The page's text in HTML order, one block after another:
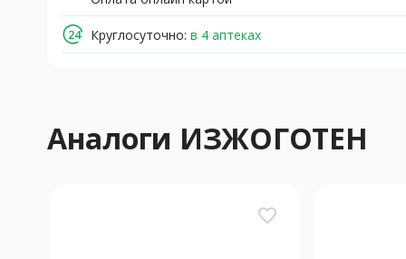
Круглосуточно: в 4 аптеках
Аналоги ИЗЖОГОТЕН
favorite_border